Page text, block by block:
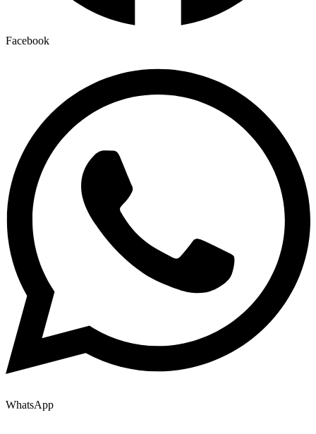
Facebook
WhatsApp